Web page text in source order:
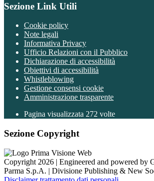
Sezione Link Utili
Cookie policy
Note legali
Informativa Privacy
Ufficio Relazioni con il Pubblico
Dichiarazione di accessibilità
Obiettivi di accessibilità
Whistleblowing
Gestione consensi cookie
Amministrazione trasparente
Pagina visualizzata 272 volte
Sezione Copyright
Copyright 2026 | Engineered and powered by
Parma S.p.A. | Divisione Publishing & New